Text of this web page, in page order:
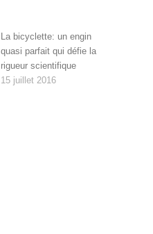
La bicyclette: un engin
quasi parfait qui défie la
rigueur scientifique
15 juillet 2016